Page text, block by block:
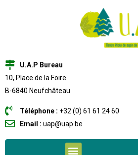
U.A.P Bureau
10, Place de la Foire
B-6840 Neufchâteau
Téléphone : +32 (0) 61 61 24 60
Email : uap@uap.be